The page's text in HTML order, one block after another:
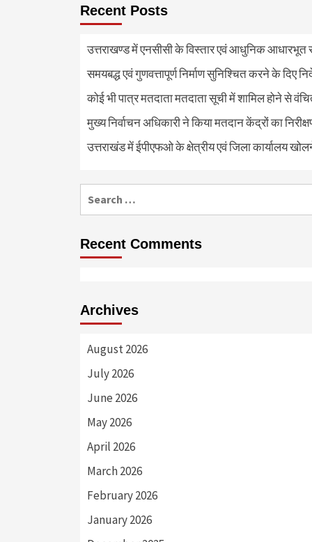
Recent Posts
उत्तराखण्ड में एनसीसी के विस्तार एवं आधुनिक आधारभूत
समयबद्ध एवं गुणवत्तापूर्ण निर्माण सुनिश्चित करने के दिए
कोई भी पात्र मतदाता मतदाता सूची में शामिल होने से
मुख्य निर्वाचन अधिकारी ने किया मतदान केंद्रों का
उत्तराखंड में ईपीएफओ के क्षेत्रीय एवं जिला कार्यालय
for:
Recent Comments
Archives
August 2026
July 2026
June 2026
May 2026
April 2026
March 2026
February 2026
January 2026